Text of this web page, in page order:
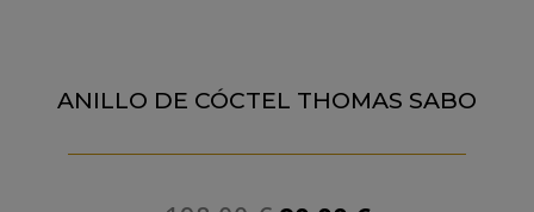
ANILLO DE CÓCTEL THOMAS SABO